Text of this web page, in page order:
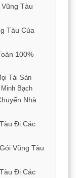
Tàu
Tàu Của
100%
Tài Sản
Bạch
Nhà
Đi Các
Vũng Tàu
Đi Các